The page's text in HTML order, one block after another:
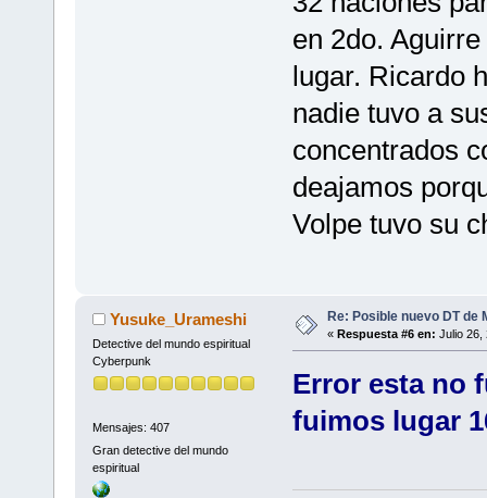
en 2do.
lugar. Ricardo
nadie tuvo a
concentrados
deajamos
Volpe tuvo su
Yusuke_Urameshi
Detective del mundo espiritual
Cyberpunk
Mensajes: 407
Gran detective del mundo
espiritual
Re: Posible nuevo DT de
« Respuesta #6 en: Julio 26,
Error esta no
fuimos lugar